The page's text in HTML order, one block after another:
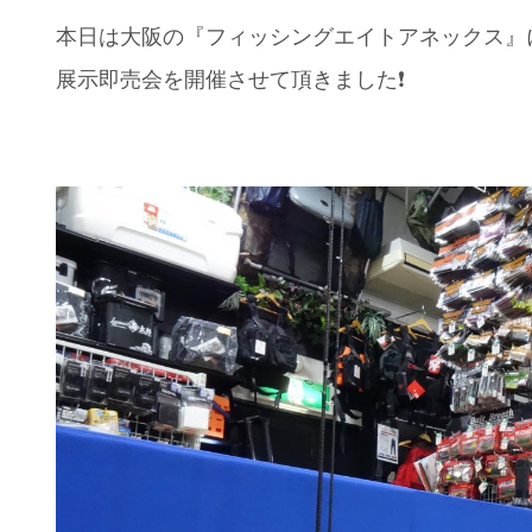
本日は大阪の『フィッシングエイトアネックス』
展示即売会を開催させて頂きました❗️